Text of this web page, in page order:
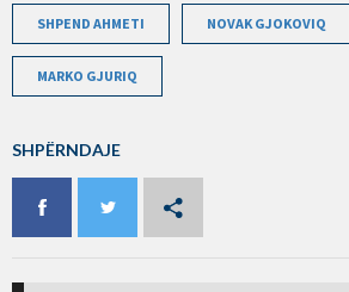
SHPEND AHMETI NOVAK GJOKOVIQ
MARKO GJURIQ
SHPËRNDAJE